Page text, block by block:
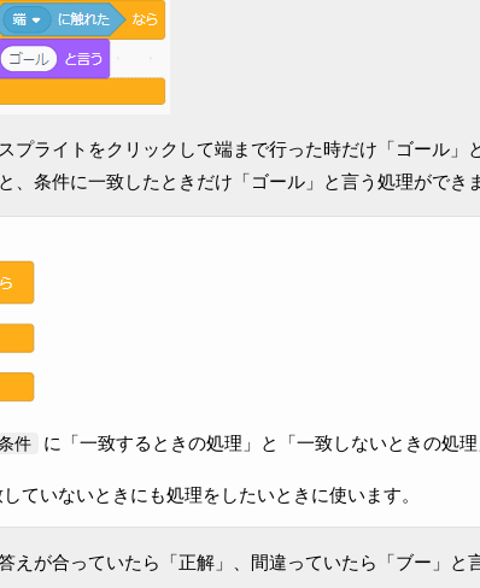
プライトをクリックして端まで行った時だけ「ゴール」
、条件に一致したときだけ「ゴール」と言う処理ができ
件 に「一致するときの処理」と「一致しないときの処理
ていないときにも処理をしたいときに使います。
えが合っていたら「正解」、間違っていたら「ブー」と